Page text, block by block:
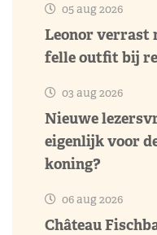
05 aug 2026
Leonor verrast
felle outfit bij
03 aug 2026
Nieuwe
eigenlijk voor
koning?
06 aug 2026
Château